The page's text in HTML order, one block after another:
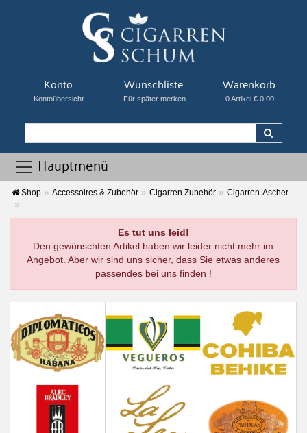
Konto
Kontoübersicht
Wunschliste
Für später merken
Warenkorb
0 Artikel € 0,00
Hauptmenü
Shop Accessoires & Zubehör Cigarren Zubehör Cigarren-Ascher
Es tut uns leid!
Den gewünschten Artikel haben wir leider nicht mehr im
Angebot. Aber wir sind uns sicher, dass Sie etwas anderes
passendes bei uns finden !